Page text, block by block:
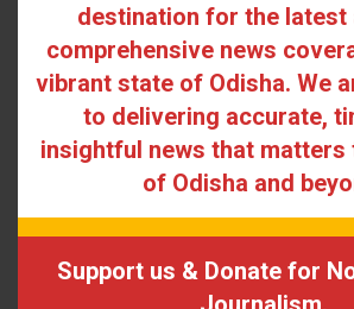
destination for the latest
comprehensive news
vibrant state of Odisha. We
to delivering accurate,
insightful news that matters
of Odisha and
Support us & Donate for